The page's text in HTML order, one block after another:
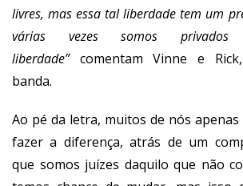
livres, mas essa tal liberdade tem um
várias vezes somos privados
liberdade”comentam Vinne e
banda.
Ao pé da letra, muitos de nós
fazer a diferença, atrás de um
que somos juízes daquilo que não